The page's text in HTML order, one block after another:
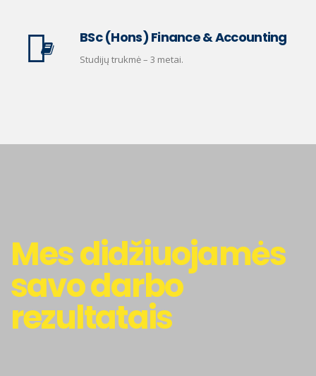
BSc (Hons) Finance & Accounting
Studijų trukmė – 3 metai.
Mes didžiuojamės
savo darbo
rezultatais